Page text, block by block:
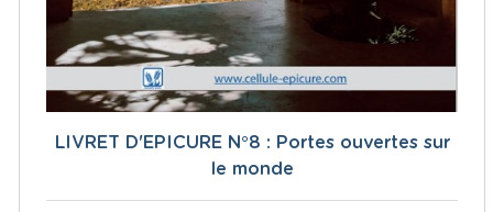
LIVRET D'EPICURE N°8 : Portes ouvertes sur
le monde